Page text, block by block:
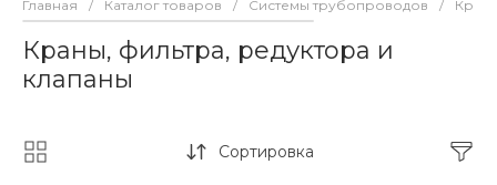
Главная / Каталог товаров / Системы трубопроводов /
Краны, фильтра, редуктора и
клапаны
Сортировка